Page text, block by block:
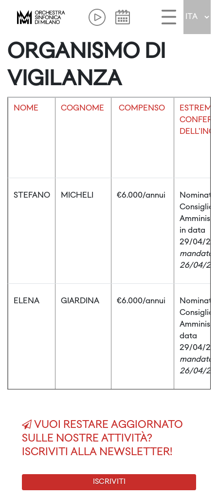
ORGANISMO DI
VIGILANZA
NOME COGNOME COMPENSO
ESTREMI
STEFANO MICHELI €6.000/annui
Nominato
Consiglio
in data
29/04/
mandato
26/04/
ELENA GIARDINA €6.000/annui
Nominata
Consiglio
data
29/04/
mandato
26/04/
VUOI RESTARE AGGIORNATO
SULLE NOSTRE ATTIVITÀ?
ISCRIVITI ALLA NEWSLETTER!
ISCRIVITI